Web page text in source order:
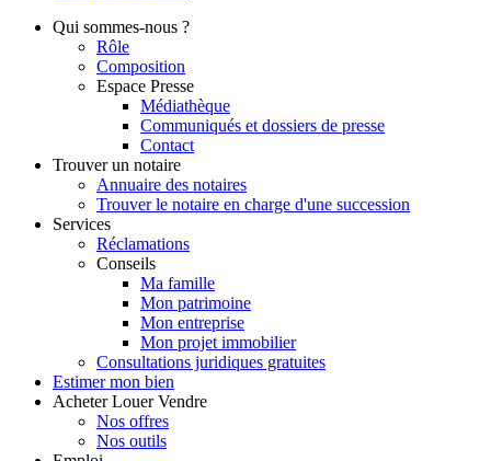
Qui sommes-nous ?
Rôle
Composition
Espace Presse
Médiathèque
Communiqués et dossiers de presse
Contact
Trouver un notaire
Annuaire des notaires
Trouver le notaire en charge d'une succession
Services
Réclamations
Conseils
Ma famille
Mon patrimoine
Mon entreprise
Mon projet immobilier
Consultations juridiques gratuites
Estimer mon bien
Acheter Louer Vendre
Nos offres
Nos outils